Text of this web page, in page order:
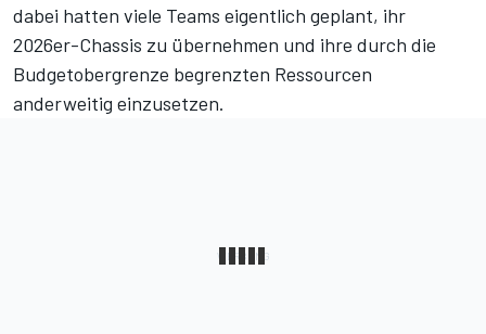
dabei hatten viele Teams eigentlich geplant, ihr
2026er-Chassis zu übernehmen und ihre durch die
Budgetobergrenze begrenzten Ressourcen
anderweitig einzusetzen.